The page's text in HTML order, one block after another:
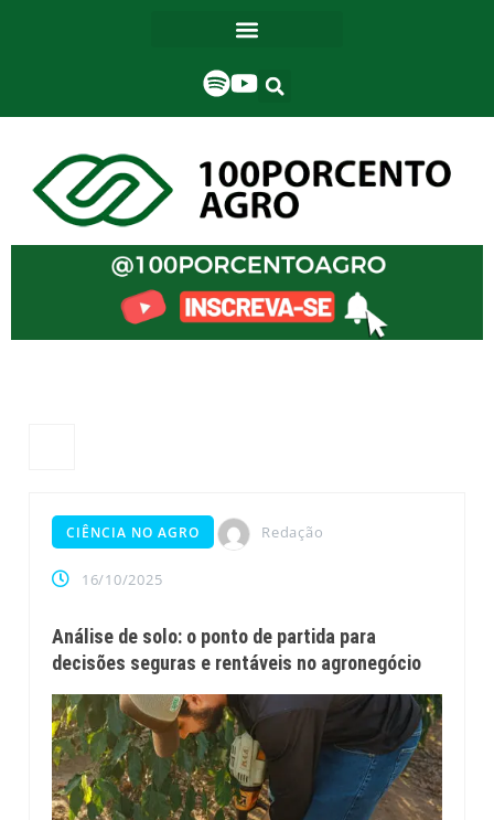
CIÊNCIA NO AGRO Redação
16/10/2025
Análise de solo: o ponto de partida para
decisões seguras e rentáveis no agronegócio